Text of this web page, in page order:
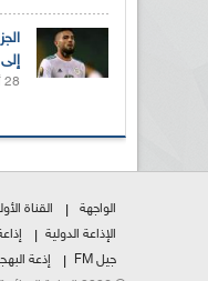
28 أغسطس 2021 |
الواجهة القناة
الإذاعة الدولية
جيل FM
إذعة